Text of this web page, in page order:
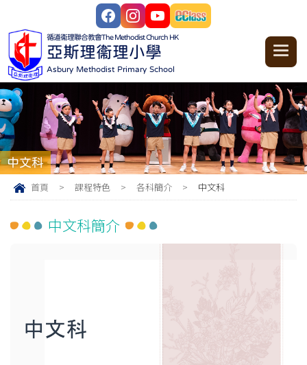
循道衞理聯合教會The Methodist Church HK
亞斯理衞理小學
Asbury Methodist Primary School
中文科
首頁 > 課程特色 > 各科簡介 > 中文科
中文科簡介